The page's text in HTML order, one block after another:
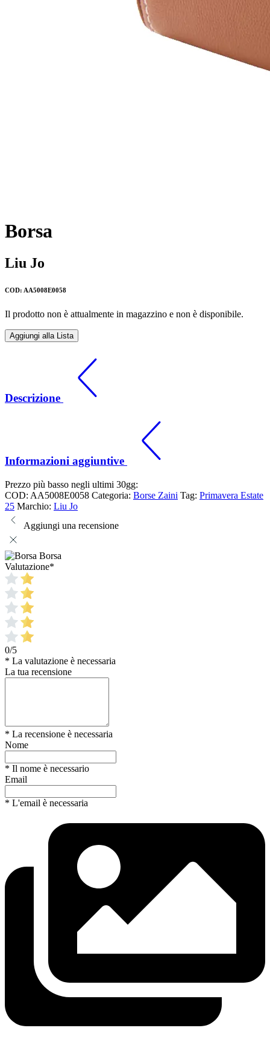
Borsa
Liu Jo
COD: AA5008E0058
Il prodotto non è attualmente in magazzino e non è disponibile.
Aggiungi alla Lista
Descrizione
Informazioni aggiuntive
Prezzo più basso negli ultimi 30gg:
COD: AA5008E0058 Categoria: Borse Zaini Tag: Primavera Estate
25 Marchio: Liu Jo
Aggiungi una recensione
Borsa
Valutazione*
0/5
* La valutazione è necessaria
La tua recensione
* La recensione è necessaria
Nome
* Il nome è necessario
Email
* L'email è necessaria